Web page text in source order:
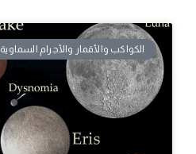
الكواكب والأقمار والأجرام السماوية